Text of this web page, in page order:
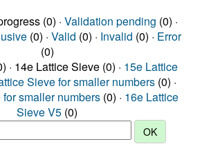
(0) · Validation pending (0) ·
(0) · Valid (0) · Invalid (0) · Error
(0)
· 14e Lattice Sieve (0) · 15e Lattice
Sieve for smaller numbers (0) ·
smaller numbers (0) · 16e Lattice
Sieve V5 (0)